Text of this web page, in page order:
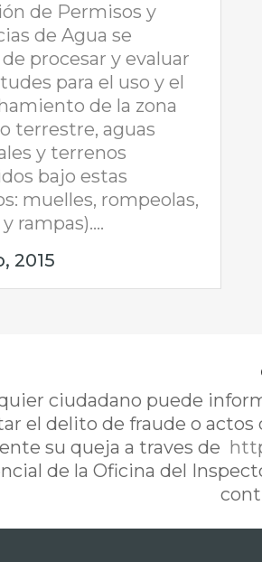
de Permisos y
de Agua se
procesar y evaluar
para el uso y el
de la zona
terrestre, aguas
y terrenos
bajo estas
muelles, rompeolas,
rampas)....
2015
ciudadano puede
el delito de fraude o
su queja a traves de
de la Oficina del